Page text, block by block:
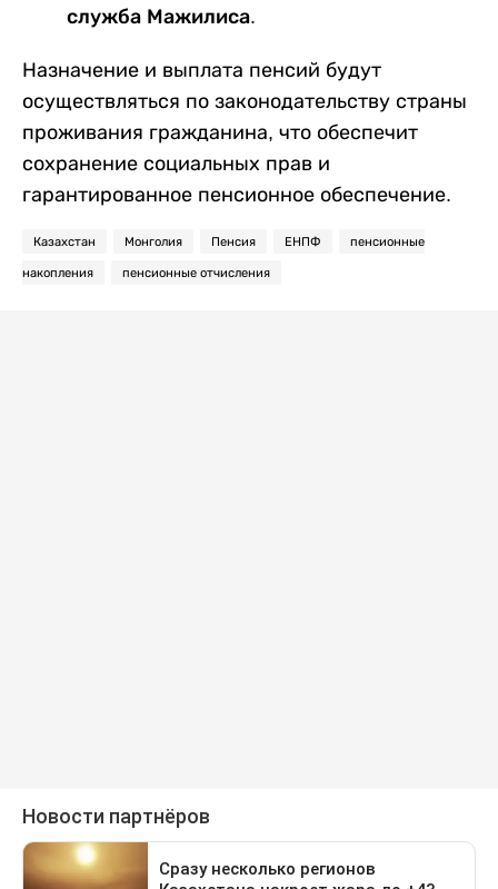
служба Мажилиса.
Назначение и выплата пенсий будут
осуществляться по законодательству страны
проживания гражданина, что обеспечит
сохранение социальных прав и
гарантированное пенсионное обеспечение.
Казахстан Монголия Пенсия ЕНПФ пенсионные
накопления пенсионные отчисления